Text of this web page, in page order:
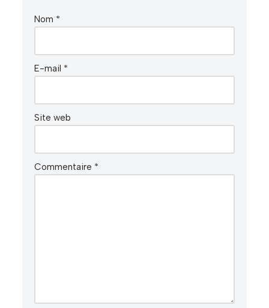
Nom *
E-mail *
Site web
Commentaire *